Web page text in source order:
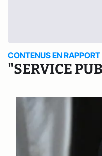
CONTENUS EN
"SERVICE